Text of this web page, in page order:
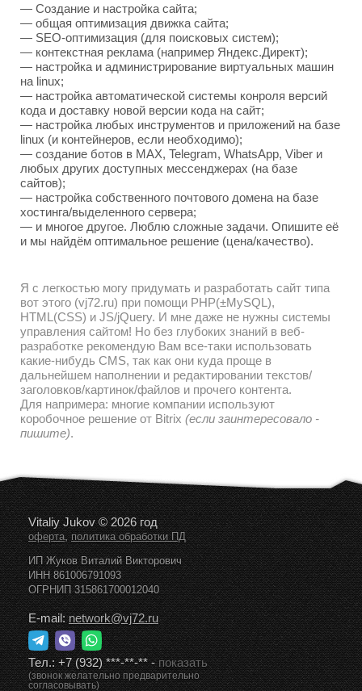
— Создание и настройка сайта;
— общая оптимизация движка сайта;
— SEO-оптимизация (для поисковых систем);
— контекстная реклама (например Яндекс.Директ);
— настройка и администрирование виртуальных машин
на linux;
— настройка автоматической системы конроля версий
кода и доставку новой версии кода на сайт;
— настройка любых инструментов и приложений на базе
linux (и контейнеров, если необходимо);
— создание ботов в MAX, Telegram, WhatsApp, Viber и
любых других доступных мессенджерах (на базе
сайтов);
— настройка собственного почтового домена на базе
хостинга/выделенного сервера;
— и многое другое. Люблю сложные задачи. Опишите её
и мы найдём оптимальное решение (цена/качество).
Я с легкостью могу придумать и разработать сайт типа
вот этого (vj72.ru) при помощи PHP(±MySQL),
HTML(CSS) и JS/jQuery. И мне даже не нужны системы
управления сайтом! Но без глубоких знаний в веб-
разработке рекомендую Вам все-таки использовать
какие-нибудь CMS, так как они куда проще в
дальнейшем наполнении и редактировании текстов/
заголовков/картинок/файлов и прочего контента.
Для напримера: многие компании используют
коробочное решение от Bitrix (если заинтересовало -
пишите).
Vitaliy Jukov © 2026 год
оферта,политика обработки ПД
ИП Жуков Виталий Викторович
ИНН 861006791093
ОГРНИП 315861700012040
E-mail:network@vj72.ru
Тел.:+7 (932) ***-**-**-показать
(звонок желательно предварительно
согласовывать)